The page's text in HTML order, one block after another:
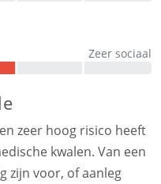
Zeer sociaal
zeer hoog risico heeft
kwalen. Van een
zijn voor, of aanleg